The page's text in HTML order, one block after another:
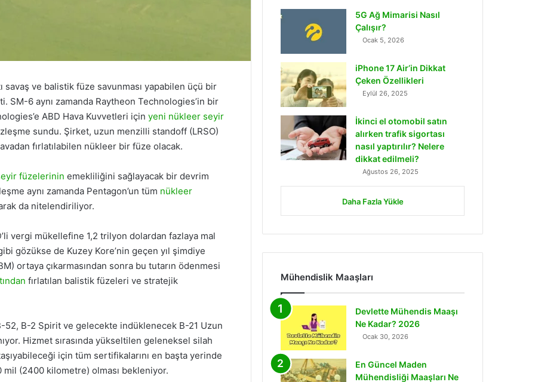
savaş ve balistik füze savunması yapabilen üçü bir
SM-6 aynı zamanda Raytheon Technologies’in bir
ABD Hava Kuvvetleri için yeni nükleer seyir
sundu. Şirket, uzun menzilli standoff (LRSO)
fırlatılabilen nükleer bir füze olacak.
füzelerinin emekliliğini sağlayacak bir devrim
aynı zamanda Pentagon’un tüm nükleer
da nitelendiriliyor.
vergi mükellefine 1,2 trilyon dolardan fazlaya mal
gözükse de Kuzey Kore’nin geçen yıl şimdiye
ortaya çıkarmasından sonra bu tutarın ödenmesi
fırlatılan balistik füzeleri ve stratejik
B-2 Spirit ve gelecekte indüklenecek B-21 Uzun
Hizmet sırasında yükseltilen geleneksel silah
için tüm sertifikalarını en başta yerinde
mil (2400 kilometre) olması bekleniyor.
5G Ağ Mimarisi Nasıl
Çalışır?
Ocak 5, 2026
iPhone 17 Air’in Dikkat
Çeken Özellikleri
Eylül 26, 2025
İkinci el otomobil satın
alırken trafik sigortası
nasıl yaptırılır? Nelere
dikkat edilmeli?
Ağustos 26, 2025
Daha Fazla Yükle
Mühendislik Maaşları
Devlette Mühendis Maaşı
Ne Kadar? 2026
Ocak 30, 2026
En Güncel Maden
Mühendisliği Maaşları Ne